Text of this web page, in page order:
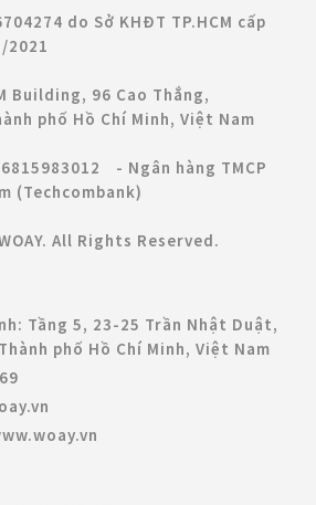
do Sở KHĐT TP.HCM cấp
2021
Building, 96 Cao Thắng,
phố Hồ Chí Minh, Việt Nam
- Ngân hàng TMCP
(Techcombank)
All Rights Reserved.
Tầng 5, 23-25 Trần Nhật Duật,
phố Hồ Chí Minh, Việt Nam